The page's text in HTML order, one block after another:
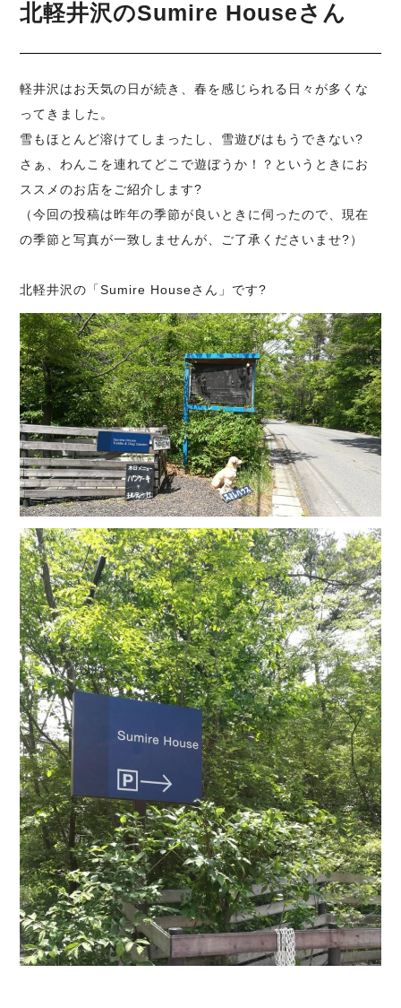
北軽井沢のSumire Houseさん
軽井沢はお天気の日が続き、春を感じられる日々が多くな
ってきました。
雪もほとんど溶けてしまったし、雪遊びはもうできない?
さぁ、わんこを連れてどこで遊ぼうか！？というときにお
ススメのお店をご紹介します?
（今回の投稿は昨年の季節が良いときに伺ったので、現在
の季節と写真が一致しませんが、ご了承くださいませ?）
北軽井沢の「Sumire Houseさん」です?